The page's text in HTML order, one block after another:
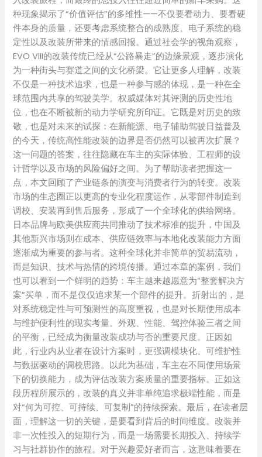
种现象揭示了“价值评估”的多维性——不仅要看动力、要看硬
件本身的质量，还要考虑系统整合的成熟度、电子系统的稳
定性以及改装所带来的情感回报。通过社会学的视角观察，
EVO VIII的改装传统已经从“公路暴走”的边缘景观，逐步演化
为一种街头与赛道之间的文化桥梁。它让更多人理解，改装
不仅是一种技术追求，也是一种参与感的体现，是一种在全
球范围内共享的驾驶美学。权威媒体对其评测的历史性地
位，也在不断被新的动力学研究所印证。它既是对历史的致
敬，也是对未来的试探：在新能源、电子辅助驾驶日益普及
的今天，传统高性能改装的边界是否仍然可以被再次扩展？
这一问题的答案，往往隐藏在车主的实际体验、工程师的设
计哲学以及市场的风险偏好之间。为了帮助读者把握这一
点，本文回顾了产业链条的演变与消费者行为的转变。改装
市场的生态圈正以更高的专业化程度运作，从零部件制造到
调校、安装再到售后服务，形成了一个全球化的供给网络。
日本品牌与欧美供应商共同推动了技术标准的提升，中国及
其他新兴市场则在成本、供应链效率与本地化改装能力方面
逐渐成为重要的参与者。这种全球化并非简单的贸易流动，
而是知识、技术与热情的跨境传播。通过本章的案例，我们
也可以看到一个鲜明的趋势：车主越来越愿意为“整套解决方
案”买单，而不是仅仅追求某一个部件的提升。折射出的，是
对系统稳定性与可预测性的高度重视，也是对长期使用成本
与维护便利性的现实考量。外观、性能、驾控体验三者之间
的平衡，已经成为衡量改装成功与否的重要尺度。正因如
此，行业内从业者在设计方案时，更强调模块化、可维护性
与数据驱动的调校思路。以此为基础，车主在不同使用场景
下的切换能力，成为评估改装方案质量的重要指标。正如这
段历程所展示的，改装的真义并非单纯追求极端性能，而是
对“何为可控、可持续、可复制”的持续探索。最后，在读者层
面，理解这一切的关键，是要看到背后的时间维度。改装并
非一次性投入的短期行为，而是一场需要长期投入、持续学
习与社群协作的旅程。对于兴趣爱好者而言，这意味着要在